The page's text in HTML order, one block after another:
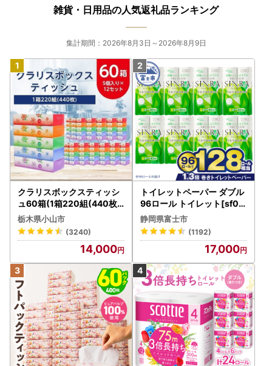
※姶良市ではワンストップ特例申請書は寄附をお申込みいた
※期限を過ぎますと確定申告をしていただく必要がございま
す。
※必ず不備、漏れ等がないかをご確認の上、送付ください。
＜送付先＞
〒899-5492
鹿児島県姶良市宮島町25番地
姶良市役所 企画部 商工観光課 ふるさと納税推進係 宛
TEL：0995-66-3145
雑貨・日用品の人気返礼品ランキング
集計期間：2026年8月3日～2026年8月9日
クラリスボックスティッシ
ュ60箱(1箱220組(440枚))
(5個入り×12セット)【配送
不可地域：離島・沖縄県】
【1256759】
栃木県小山市
(3240)
14,000
トイレットペーパー ダブル
96ロール トイレット[sf00
1-012]
静岡県富士市
(1192)
17,000